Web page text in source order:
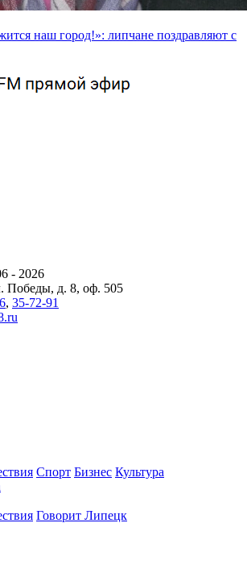
наш город!»: липчане поздравляют с
- 2026
Победы, д. 8, оф. 505
, 35-72-91
Спорт Бизнес Культура
Говорит Липецк